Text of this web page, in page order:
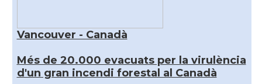
Vancouver - Canadà
Més de 20.000 evacuats per la virulència
d'un gran incendi forestal al Canadà